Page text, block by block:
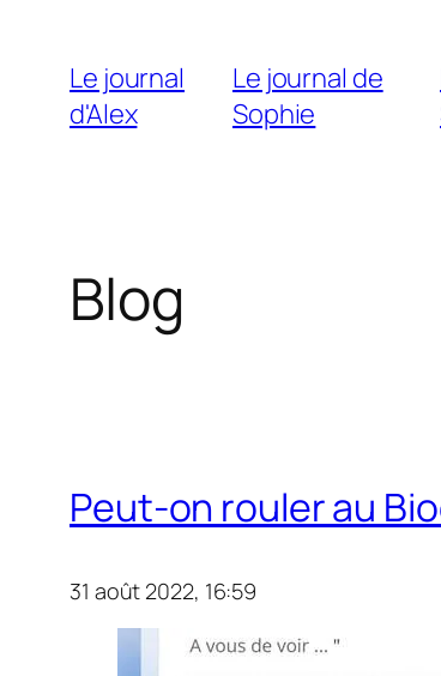
contenu
Le journal
d'Alex
Le journal de
Sophie
Blog
Peut-on rouler au
31 août 2022, 16:59